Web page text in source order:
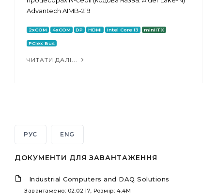
Advantech AIMB-219
2xCOM 4xCOM DP HDMI Intel Core i3 miniITX
PCIex Bus
ЧИТАТИ ДАЛІ...
РУС ENG
ДОКУМЕНТИ ДЛЯ ЗАВАНТАЖЕННЯ
Industrial Computers and DAQ Solutions
Завантажено: 02.02.17, Розмір: 4.4M